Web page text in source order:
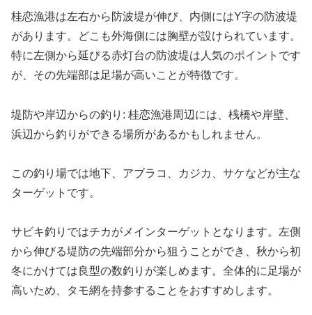
桂恋漁港は左右から防波堤が伸び、内側にはY字の防波堤
があります。どこも外海側には胸壁が設けられています。
特に左側から延びる赤灯台の防波堤は人気のポイントです
が、その先端部は足場が高いことが特徴です。
堤防や岸辺からの釣り: 桂恋漁港周辺には、桟橋や岸壁、
浜辺から釣りができる場所があるかもしれません。
この釣り場では地下、アブラコ、カジカ、サケなどが主な
ターゲットです。
サビキ釣りではチカがメインターゲットとなります。左側
から伸びる堤防の先端部分から狙うことができ、秋から初
冬にかけては良型の数釣りが楽しめます。全体的に足場が
高いため、タモ網を持参することをおすすめします。